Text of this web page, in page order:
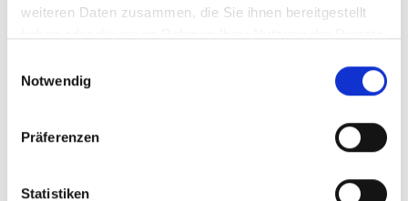
weiteren Daten zusammen, die Sie ihnen bereitgestellt
Notwendig
Präferenzen
Statistiken
die Finanzkennzahlen der Darlehensnehmer oder aber
auch die Energieeffizienzklassen bei Immobilien.
Schlüsselelement im
Risikomanagement